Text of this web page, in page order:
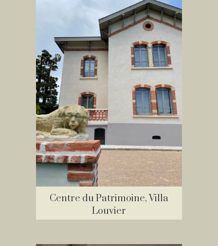
Centre du Patrimoine, Villa
Louvier